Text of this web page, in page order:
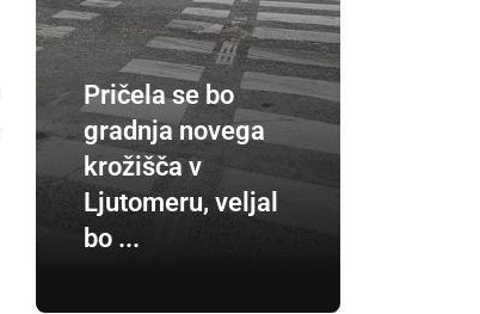
Pričela se bo
gradnja novega
krožišča v
Ljutomeru, veljal
bo ...